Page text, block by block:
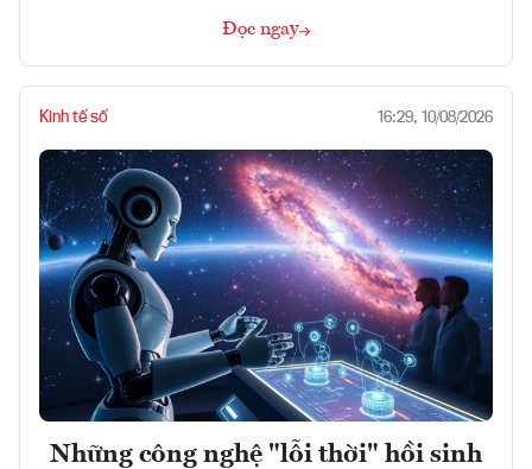
Đọc ngay
Kinh tế số 16:29, 10/08/2026
Những công nghệ "lỗi thời" hồi sinh